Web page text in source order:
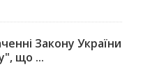
Закону України
що ...